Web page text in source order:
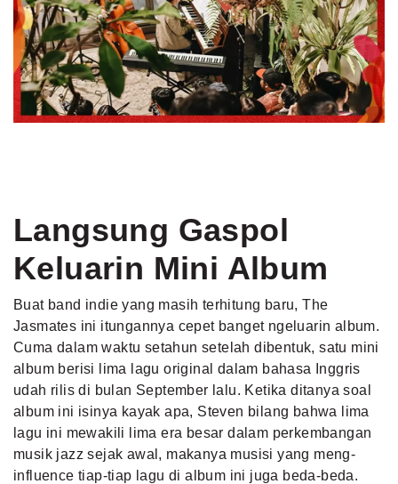
Langsung Gaspol
Keluarin Mini Album
Buat band indie yang masih terhitung baru, The
Jasmates ini itungannya cepet banget ngeluarin album.
Cuma dalam waktu setahun setelah dibentuk, satu mini
album berisi lima lagu original dalam bahasa Inggris
udah rilis di bulan September lalu. Ketika ditanya soal
album ini isinya kayak apa, Steven bilang bahwa lima
lagu ini mewakili lima era besar dalam perkembangan
musik jazz sejak awal, makanya musisi yang meng-
influence tiap-tiap lagu di album ini juga beda-beda.